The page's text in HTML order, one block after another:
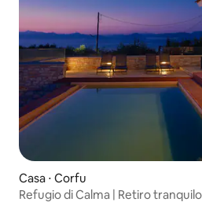
Casa ⋅ Corfu
Refugio di Calma | Retiro